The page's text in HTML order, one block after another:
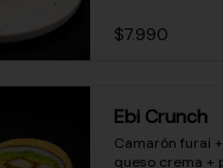
$7.990
Ebi Crunch
Camarón furai
queso crema +